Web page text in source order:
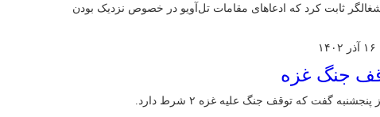
ثابت کرد که ادعاهای مقامات تل‌آویو در خصوص نزدیک بودن
۱۶ آذر ۱۴۰۲
گفت که توقف جنگ علیه غزه ۲ شرط دارد.